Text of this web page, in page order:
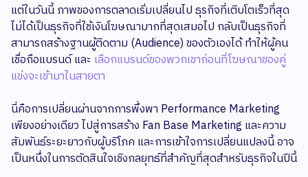
แต่ในวันนี้ ภาพของการตลาดเริ่มเปลี่ยนไป ธุรกิจที่เติบโตเร็วที่สุด
ไม่ได้เป็นธุรกิจที่ใช้เงินโฆษณามากที่สุดเสมอไป กลับเป็นธุรกิจที่
สามารถสร้างฐานผู้ติดตาม (Audience) ของตัวเองได้ ทำให้ผู้คน
เชื่อถือแบรนด์ และ เลือกแบรนด์ของพวกเขาก่อนที่โฆษณาของคู่
แข่งจะเข้ามาในสายตา
นี่คือการเปลี่ยนผ่านจากการพึ่งพา Performance Marketing
เพียงอย่างเดียว ไปสู่การสร้าง Fan Base Marketing และความ
สัมพันธ์ระยะยาวกับผู้บริโภค และการเข้าใจการเปลี่ยนแปลงนี้ อาจ
เป็นหนึ่งในการตัดสินใจเชิงกลยุทธ์ที่สำคัญที่สุดสำหรับธุรกิจในปีนี้